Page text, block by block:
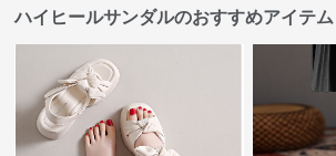
ハイヒールサンダルのおすすめアイテム